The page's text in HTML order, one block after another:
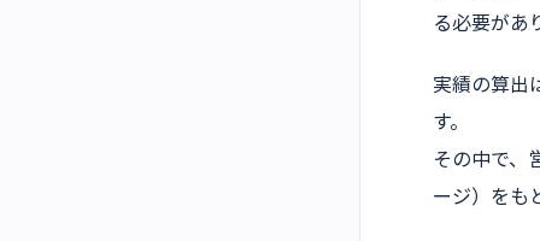
る必要があ
実績の算出
す。
その中で、
ージ）をも